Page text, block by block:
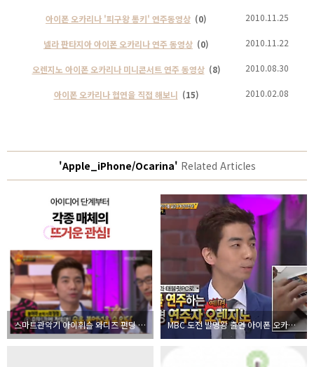
아이폰 오카리나 '피구왕 통키' 연주동영상 (0) 2010.11.25
넬라 판타지아 아이폰 오카리나 연주 동영상 (0) 2010.11.22
오렌지노 아이폰 오카리나 미니콘서트 연주 동영상 (8) 2010.08.30
아이폰 오카리나 협연을 직접 해보니 (15) 2010.02.08
'Apple_iPhone/Ocarina' Related Articles
스마트관악기 아이휘슬 와디즈 펀딩 6/17 오픈 MBC 도전 발명왕 출연 아이폰 오카리나 불어라 관악기 오렌지노